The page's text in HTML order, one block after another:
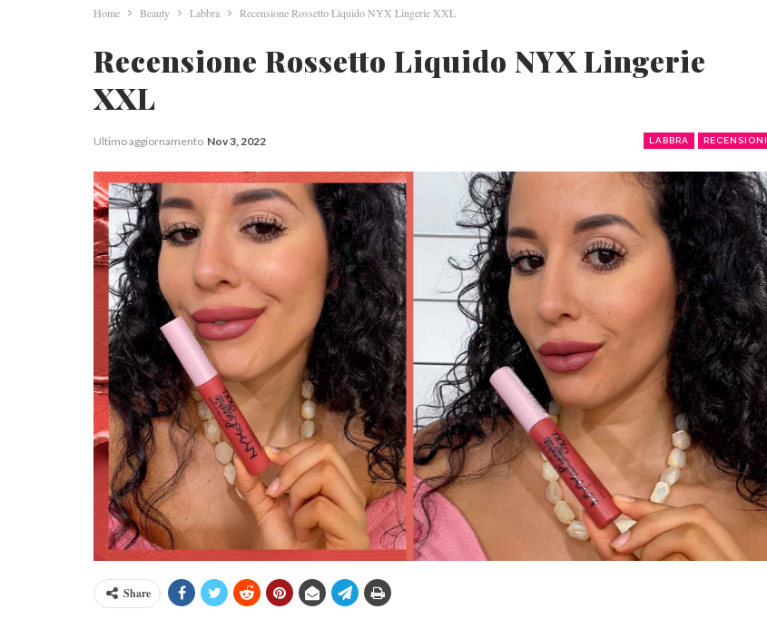
Home Beauty Labbra Recensione Rossetto Liquido NYX Lingerie XXL
Recensione Rossetto Liquido NYX Lingerie
XXL
LABBRA RECENSIONI
Ultimo aggiornamento Nov 3, 2022
Share